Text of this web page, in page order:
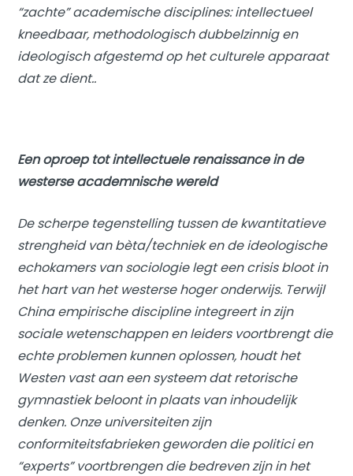
“zachte” academische disciplines: intellectueel
kneedbaar, methodologisch dubbelzinnig en
ideologisch afgestemd op het culturele apparaat
dat ze dient..
Een oproep tot intellectuele renaissance in de
westerse academnische wereld
De scherpe tegenstelling tussen de kwantitatieve
strengheid van bèta/techniek en de ideologische
echokamers van sociologie legt een crisis bloot in
het hart van het westerse hoger onderwijs. Terwijl
China empirische discipline integreert in zijn
sociale wetenschappen en leiders voortbrengt die
echte problemen kunnen oplossen, houdt het
Westen vast aan een systeem dat retorische
gymnastiek beloont in plaats van inhoudelijk
denken. Onze universiteiten zijn
conformiteitsfabrieken geworden die politici en
“experts” voortbrengen die bedreven zijn in het